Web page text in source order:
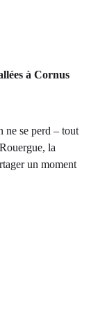
à Cornus
ne se perd – tout
la
un moment